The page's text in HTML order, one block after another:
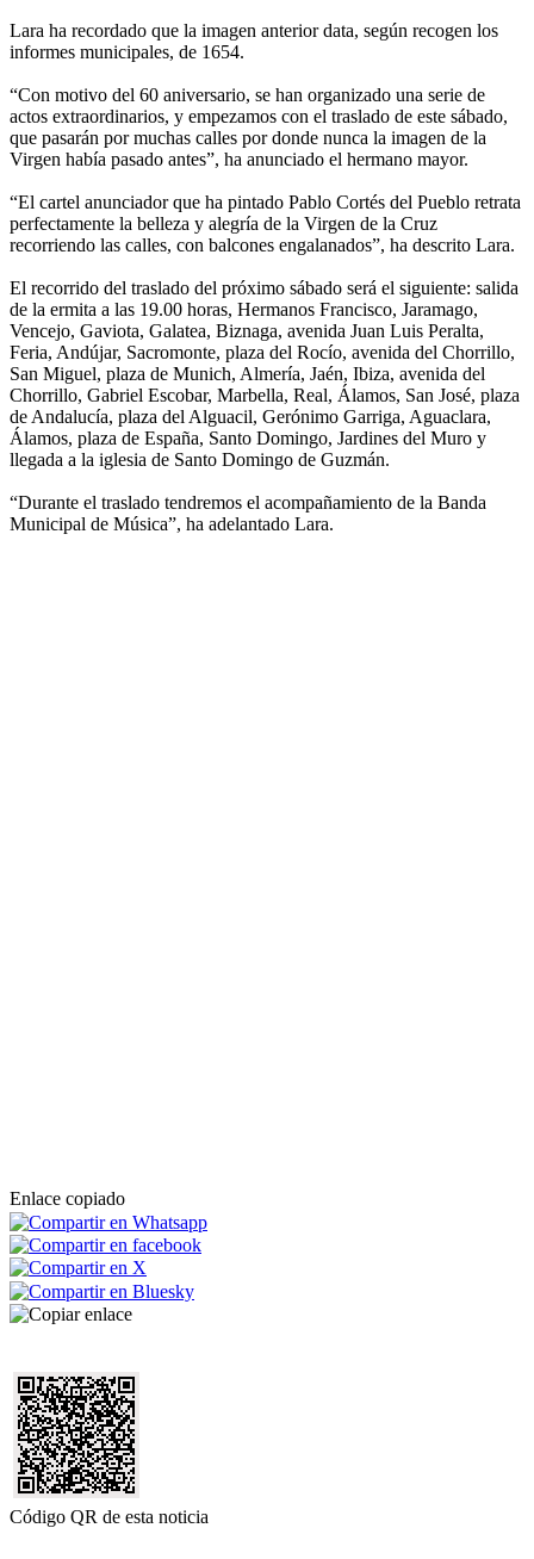
Lara ha recordado que la imagen anterior data, según recogen los
informes municipales, de 1654.
“Con motivo del 60 aniversario, se han organizado una serie de
actos extraordinarios, y empezamos con el traslado de este sábado,
que pasarán por muchas calles por donde nunca la imagen de la
Virgen había pasado antes”, ha anunciado el hermano mayor.
“El cartel anunciador que ha pintado Pablo Cortés del Pueblo retrata
perfectamente la belleza y alegría de la Virgen de la Cruz
recorriendo las calles, con balcones engalanados”, ha descrito Lara.
El recorrido del traslado del próximo sábado será el siguiente: salida
de la ermita a las 19.00 horas, Hermanos Francisco, Jaramago,
Vencejo, Gaviota, Galatea, Biznaga, avenida Juan Luis Peralta,
Feria, Andújar, Sacromonte, plaza del Rocío, avenida del Chorrillo,
San Miguel, plaza de Munich, Almería, Jaén, Ibiza, avenida del
Chorrillo, Gabriel Escobar, Marbella, Real, Álamos, San José, plaza
de Andalucía, plaza del Alguacil, Gerónimo Garriga, Aguaclara,
Álamos, plaza de España, Santo Domingo, Jardines del Muro y
llegada a la iglesia de Santo Domingo de Guzmán.
“Durante el traslado tendremos el acompañamiento de la Banda
Municipal de Música”, ha adelantado Lara.
Enlace copiado
Código QR de esta noticia